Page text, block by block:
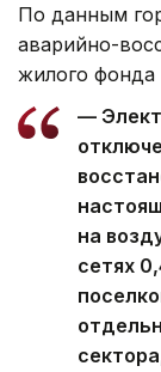
По данным
аварийно-
жилого фонда
—
на
сетях